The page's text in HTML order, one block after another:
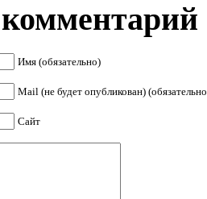
Имя (обязательно)
Mail (не будет опубликован)
Сайт